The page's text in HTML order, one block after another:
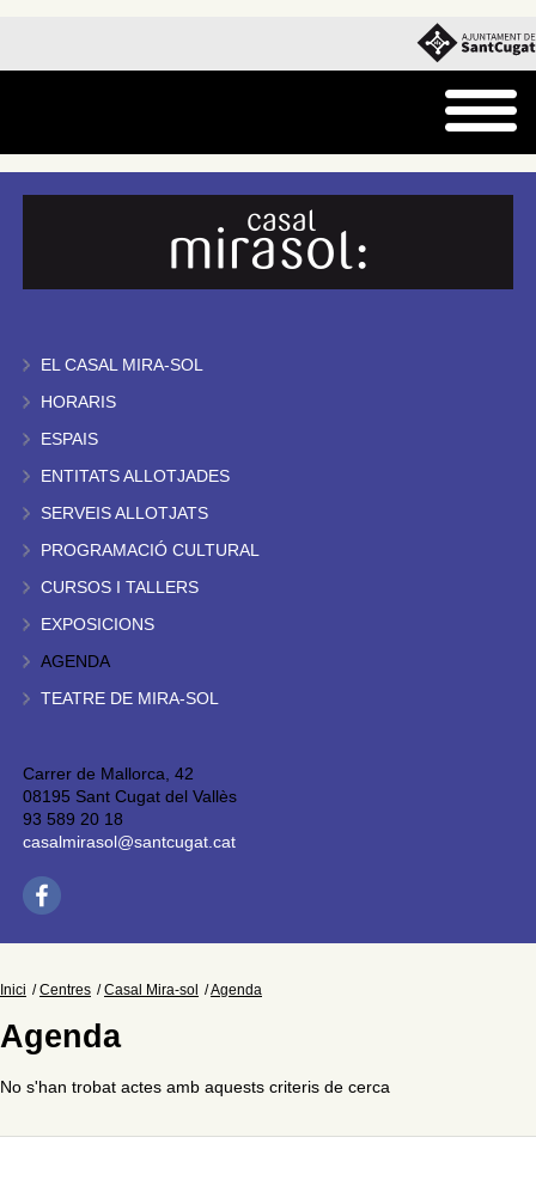
EL CASAL MIRA-SOL
HORARIS
ESPAIS
ENTITATS ALLOTJADES
SERVEIS ALLOTJATS
PROGRAMACIÓ CULTURAL
CURSOS I TALLERS
EXPOSICIONS
AGENDA
TEATRE DE MIRA-SOL
Carrer de Mallorca, 42
08195 Sant Cugat del Vallès
93 589 20 18
casalmirasol@santcugat.cat
Inici Centres Casal Mira-sol Agenda
Agenda
No s'han trobat actes amb aquests criteris de cerca